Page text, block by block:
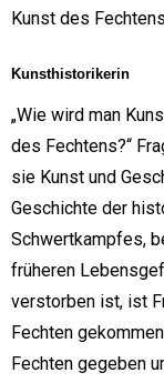
Kunst des
Kunsthistorikerin
„Wie wird man
des Fechtens?“
sie Kunst und
Geschichte der
Schwertkampfes,
früheren
verstorben ist, ist
Fechten
Fechten gegeben